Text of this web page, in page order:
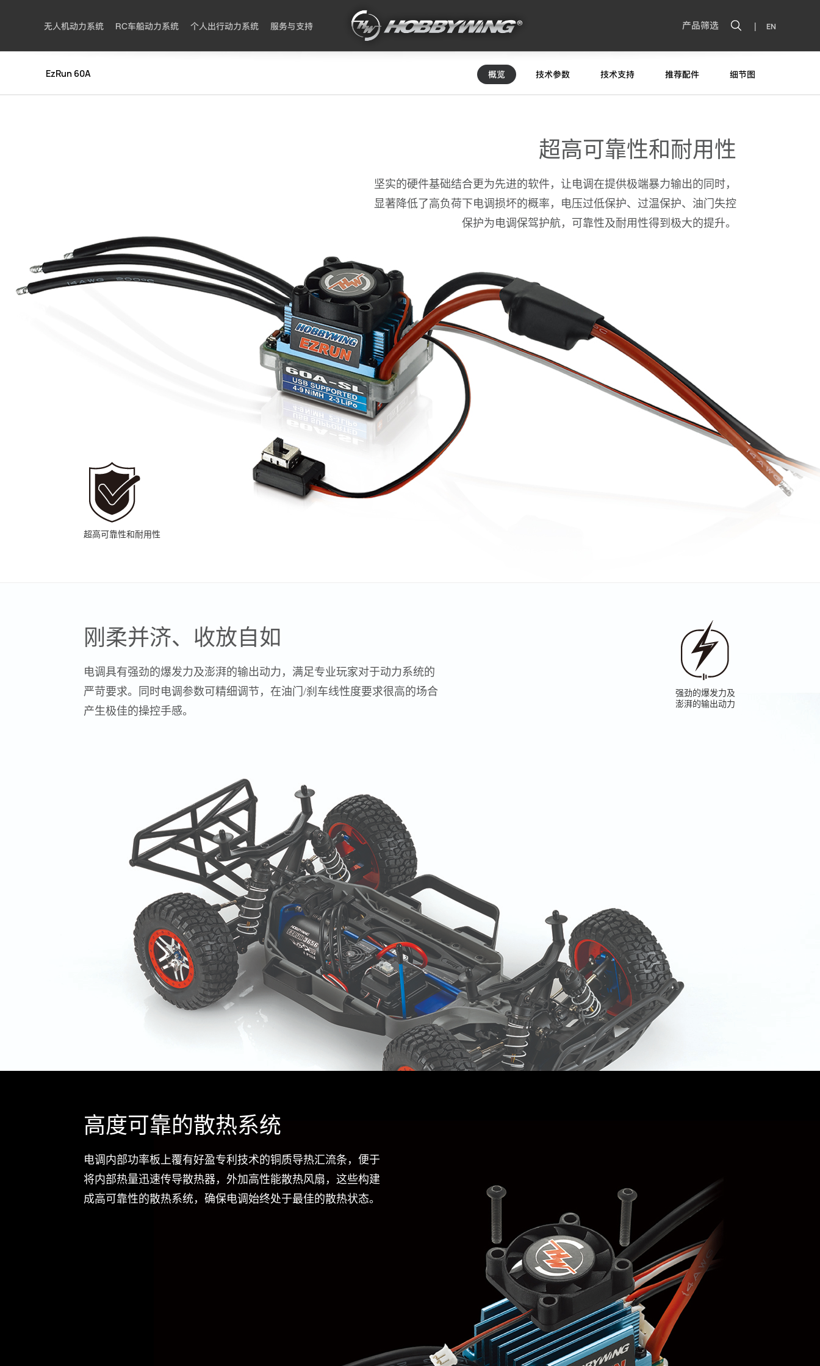
无人机动力系统 RC车船动力系统 个人出行动力系统 服务与支持 产品筛选 | EN
EzRun 60A 概览 技术参数 技术支持 推荐配件 细节图
超高可靠性和耐用性
坚实的硬件基础结合更为先进的软件，让电调在提供极端暴力输出的同时，
显著降低了高负荷下电调损坏的概率，电压过低保护、过温保护、油门失控
保护为电调保驾护航，可靠性及耐用性得到极大的提升。
超高可靠性和耐用性
刚柔并济、收放自如
电调具有强劲的爆发力及澎湃的输出动力，满足专业玩家对于动力系统的
严苛要求。同时电调参数可精细调节，在油门/刹车线性度要求很高的场合
产生极佳的操控手感。
强劲的爆发力及
澎湃的输出动力
高度可靠的散热系统
电调内部功率板上覆有好盈专利技术的铜质导热汇流条，便于
将内部热量迅速传导散热器，外加高性能散热风扇，这些构建
成高可靠性的散热系统，确保电调始终处于最佳的散热状态。